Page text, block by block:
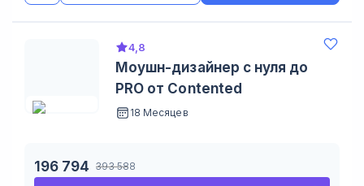
4,8
Моушн-дизайнер c нуля до
PRO от Contented
18 Месяцев
196 794 393 588